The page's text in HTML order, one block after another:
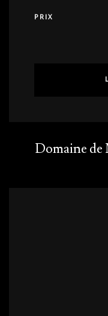
PRIX
Domaine de